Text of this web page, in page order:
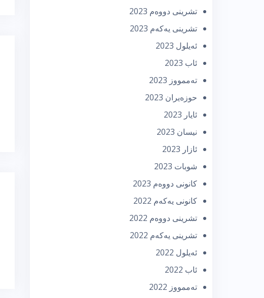
تشرینی دووه‌م 2023
تشرینی یه‌كه‌م 2023
ئه‌یلول 2023
ئاب 2023
تەممووز 2023
حوزه‌یران 2023
ئایار 2023
نیسان 2023
ئازار 2023
شوبات 2023
كانونی دووه‌م 2023
كانونی یه‌كه‌م 2022
تشرینی دووه‌م 2022
تشرینی یه‌كه‌م 2022
ئه‌یلول 2022
ئاب 2022
تەممووز 2022